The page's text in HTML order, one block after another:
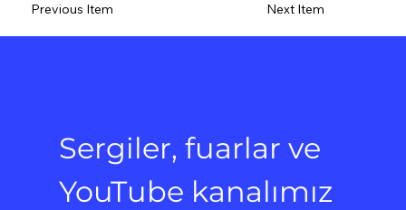
Previous Item Next Item
Sergiler, fuarlar ve
YouTube kanalımız